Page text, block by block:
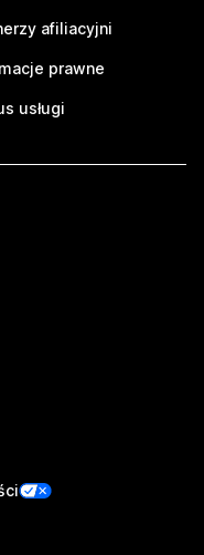
afiliacyjni
prawne
usługi